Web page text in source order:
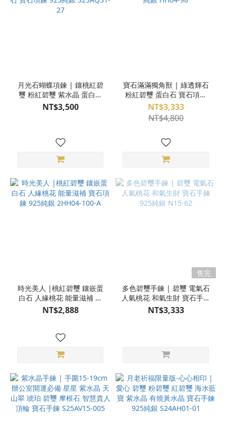
月光石蝴蝶項鍊 | 鑲桃紅碧
璽 粉紅碧璽 紫水晶 蛋白石
石榴石 寶石項鍊 925純銀
S23AQ31-27
NT$3,500
寶石滿滿獨角獸 | 綠透輝石
粉紅碧璽 蛋白石 寶石項鍊
925純銀 HH04-98
NT$3,333
NT$4,800
時光美人 |桃紅碧璽 鑲嵌蛋
白石 人緣桃花 能量滋補 寶
石項鍊 925純銀 2HH04-
100-A
NT$2,888
售完
多色碧璽手鍊 | 碧璽 電氣石
人氣桃花 和氣生財 寶石手鍊
925純銀 N15-62
NT$3,333